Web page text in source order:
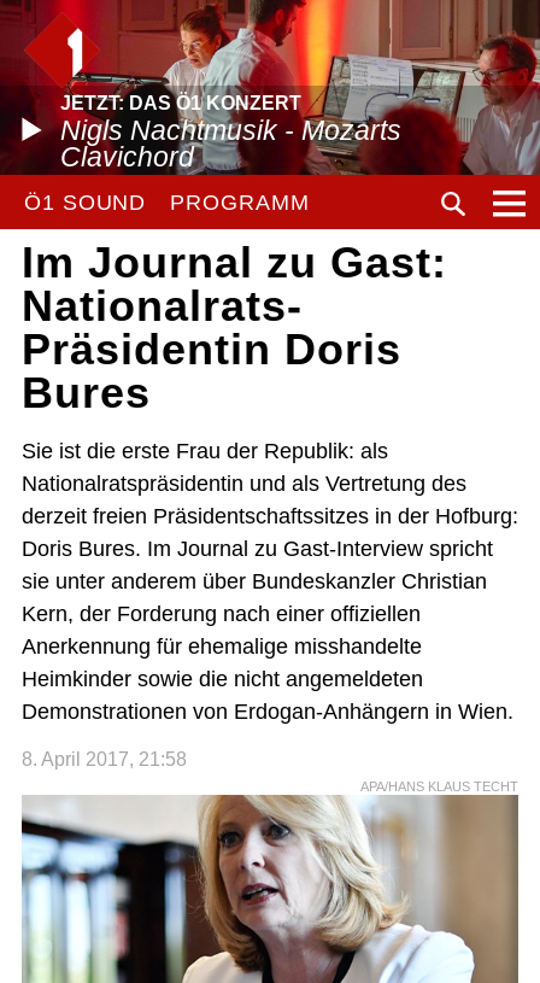
JETZT: DAS Ö1 KONZERT
Nigls Nachtmusik - Mozarts
Clavichord
Ö1 SOUND PROGRAMM
Im Journal zu Gast:
Nationalrats-
Präsidentin Doris
Bures
Sie ist die erste Frau der Republik: als
Nationalratspräsidentin und als Vertretung des
derzeit freien Präsidentschaftssitzes in der Hofburg:
Doris Bures. Im Journal zu Gast-Interview spricht
sie unter anderem über Bundeskanzler Christian
Kern, der Forderung nach einer offiziellen
Anerkennung für ehemalige misshandelte
Heimkinder sowie die nicht angemeldeten
Demonstrationen von Erdogan-Anhängern in Wien.
8. April 2017, 21:58
APA/HANS KLAUS TECHT